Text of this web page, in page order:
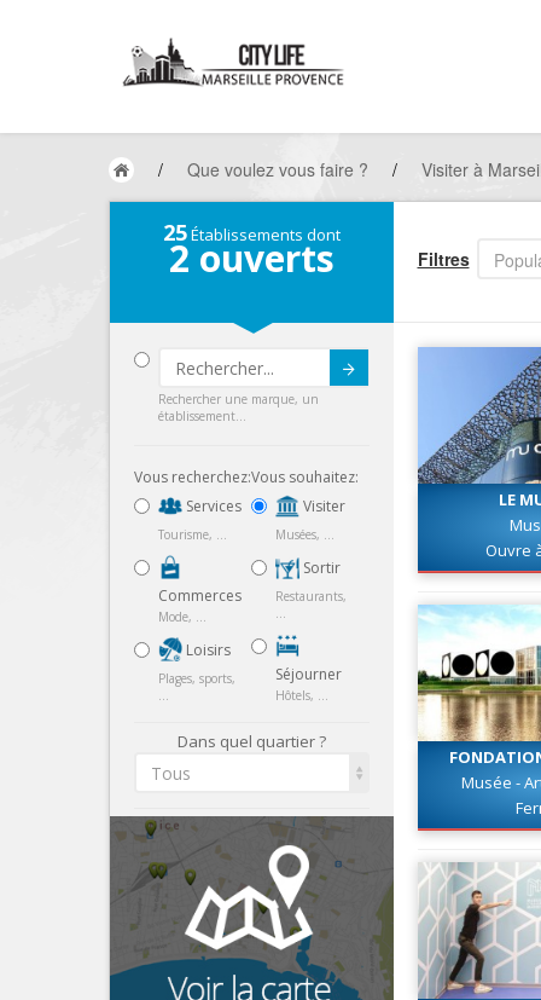
/ Que voulez vous faire ? / Visiter à
25Établissements dont
2 ouverts
Submit
Rechercher une marque, un
établissement...
Vous recherchez:
Services
Tourisme, ...
Commerces
Mode, ...
Loisirs
Plages, sports,
...
Vous souhaitez:
Visiter
Musées, ...
Sortir
Restaurants,
...
Séjourner
Hôtels, ...
Dans quel quartier ?
Tous
Filtres
LE
Ouvre
Musée -